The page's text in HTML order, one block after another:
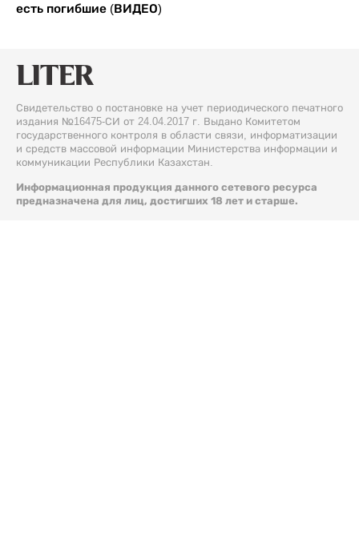
есть погибшие (ВИДЕО)
Свидетельство о постановке на учет периодического печатного
издания №16475-СИ от 24.04.2017 г. Выдано Комитетом
государственного контроля в области связи, информатизации
и средств массовой информации Министерства информации и
коммуникации Республики Казахстан.
Информационная продукция данного сетевого ресурса
предназначена для лиц, достигших 18 лет и старше.